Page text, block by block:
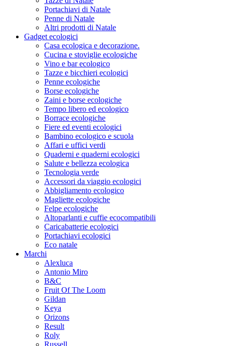
Portachiavi di Natale
Penne di Natale
Altri prodotti di Natale
Gadget ecologici
Casa ecologica e decorazione.
Cucina e stoviglie ecologiche
Vino e bar ecologico
Tazze e bicchieri ecologici
Penne ecologiche
Borse ecologiche
Zaini e borse ecologiche
Tempo libero ed ecologico
Borrace ecologiche
Fiere ed eventi ecologici
Bambino ecologico e scuola
Affari e uffici verdi
Quaderni e quaderni ecologici
Salute e bellezza ecologica
Tecnologia verde
Accessori da viaggio ecologici
Abbigliamento ecologico
Magliette ecologiche
Felpe ecologiche
Altoparlanti e cuffie ecocompatibili
Caricabatterie ecologici
Portachiavi ecologici
Eco natale
Marchi
Alexluca
Antonio Miro
B&C
Fruit Of The Loom
Gildan
Keya
Orizons
Result
Roly
Russell